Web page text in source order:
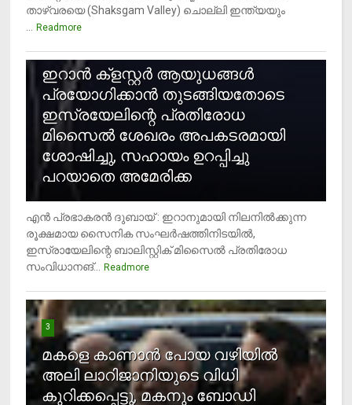
താഴ്‌വരയെ (Shaksgam Valley) ചൊല്ലി ഇന്ത്യയും
Readmore
ഇറാന്‍ ക്‌ളസ്റ്റര്‍ ആയുധങ്ങള്‍
പ്രയോഗിക്കാന്‍ തുടങ്ങിയതോടെ
ഇസ്രയേലിന്റെ പ്രതിരോധ
മിസൈല്‍ ശേഖരം അപകടരമായി
ശോഷിച്ചു, സഹായം ഉറപ്പിച്ചു
പറയാതെ അമേരിക്ക
എന്‍ പ്രഭാകരന്‍ ദുബായ് : ഇറാനുമായി നിലനില്‍ക്കുന്ന
രൂക്ഷമായ സൈനിക സംഘര്‍ഷത്തിനിടയില്‍,
ഇസ്രായേലിന്റെ ബാലിസ്റ്റിക് മിസൈല്‍ പ്രതിരോധ
സംവിധാനങ്...
Readmore
3
മകളെ കാണാന്‍ പോയ വഴിയില്‍
അലി ലാറിജാനിയുടെ വിധി
കുറിക്കപ്പെട്ടു, മകനും ബോഡി